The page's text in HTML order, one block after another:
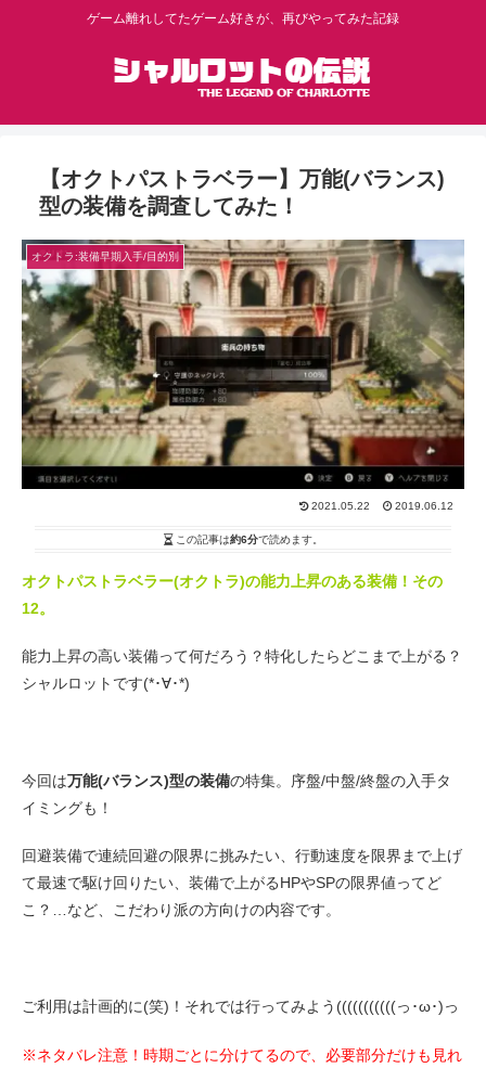
ゲーム離れしてたゲーム好きが、再びやってみた記録
【オクトパストラベラー】万能(バランス)
型の装備を調査してみた！
オクトラ:装備早期入手/目的別
2021.05.22 2019.06.12
この記事は約6分で読めます。
オクトパストラベラー(オクトラ)の能力上昇のある装備！その
12。
能力上昇の高い装備って何だろう？特化したらどこまで上がる？
シャルロットです(*･∀･*)
今回は万能(バランス)型の装備の特集。序盤/中盤/終盤の入手タ
イミングも！
回避装備で連続回避の限界に挑みたい、行動速度を限界まで上げ
て最速で駆け回りたい、装備で上がるHPやSPの限界値ってど
こ？…など、こだわり派の方向けの内容です。
ご利用は計画的に(笑)！それでは行ってみよう(((((((((((っ･ω･)っ
※ネタバレ注意！時期ごとに分けてるので、必要部分だけも見れ